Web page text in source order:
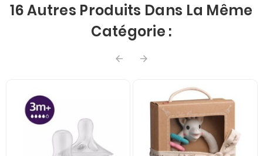
16 Autres Produits Dans La Même
Catégorie :
 